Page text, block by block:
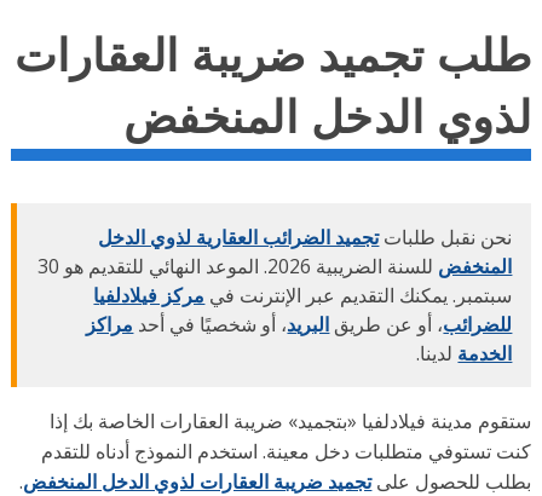
تجميد ضريبة العقارات
الدخل المنخفض
نحن نقبل طلباتتجميد الضرائب العقارية لذوي الدخل
المنخفض
للسنة الضريبية 2026. الموعد النهائي للتقديم هو 30
سبتمبر. يمكنك التقديم عبر الإنترنت فيمركز فيلادلفيا
للضرائب، أو عن طريق البريد، أو شخصيًا في أحدمراكز
الخدمةلدينا.
مدينة فيلادلفيا «بتجميد» ضريبة العقارات الخاصة بك إذا
تستوفي متطلبات دخل معينة. استخدم النموذج أدناه للتقدم
للحصول علىتجميد ضريبة العقارات لذوي الدخل المنخفض.